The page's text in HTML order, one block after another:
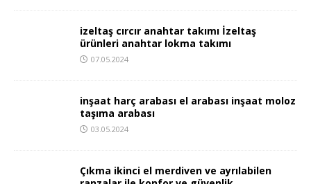
izeltaş cırcır anahtar takımı İzeltaş
ürünleri anahtar lokma takımı
07.05.2024
inşaat harç arabası el arabası inşaat moloz
taşıma arabası
03.05.2024
Çıkma ikinci el merdiven ve ayrılabilen